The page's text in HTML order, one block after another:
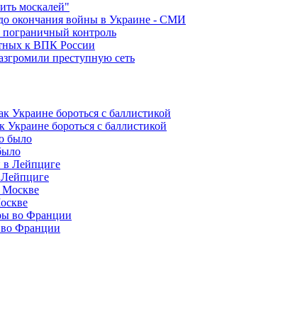
москалей"
окончания войны в Украине - СМИ
контроль
к ВПК России
преступную сеть
бороться с баллистикой
Франции